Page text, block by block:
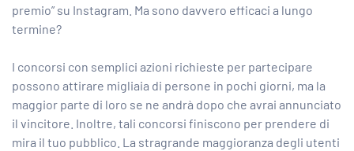
premio” su Instagram. Ma sono davvero efficaci a lungo
termine?
I concorsi con semplici azioni richieste per partecipare
possono attirare migliaia di persone in pochi giorni, ma la
maggior parte di loro se ne andrà dopo che avrai annunciato
il vincitore. Inoltre, tali concorsi finiscono per prendere di
mira il tuo pubblico. La stragrande maggioranza degli utenti